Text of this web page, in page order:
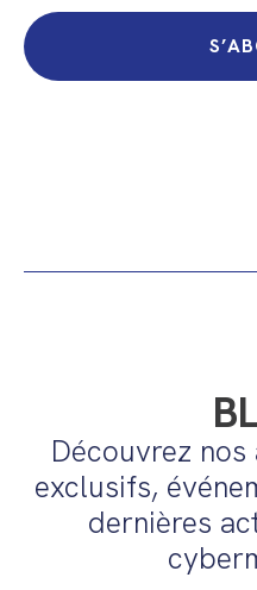
Découvrez
exclusifs,
dernières